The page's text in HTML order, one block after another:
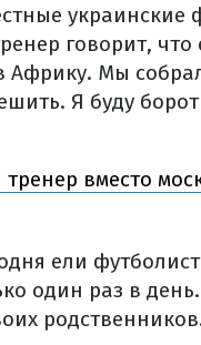
говорит, что
Африку. Мы
Я буду
вместо
ели
один раз в